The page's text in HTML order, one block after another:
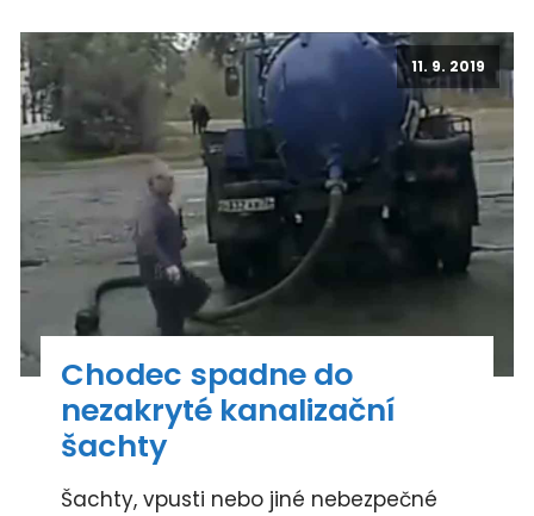
11. 9. 2019
Chodec spadne do
nezakryté kanalizační
šachty
Šachty, vpusti nebo jiné nebezpečné